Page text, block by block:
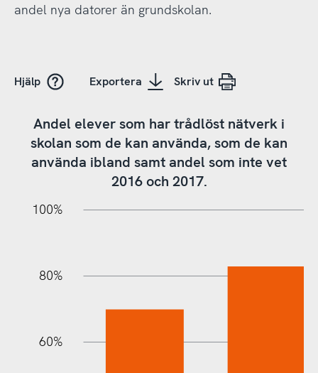
andel nya datorer än grundskolan.
Hjälp Exportera Skriv ut
Andel elever som har trådlöst nätverk i
skolan som de kan använda, som de kan
använda ibland samt andel som inte vet
2016 och 2017.
100%
80%
60%